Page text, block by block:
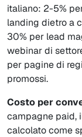
italiano: 2-5%
landing dietro a
30% per lead
webinar di
per pagine di
promossi.
Costo per
campagne paid,
calcolato come